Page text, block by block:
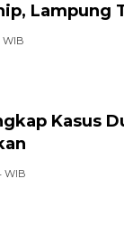
Lampung
WIB
Kasus
WIB